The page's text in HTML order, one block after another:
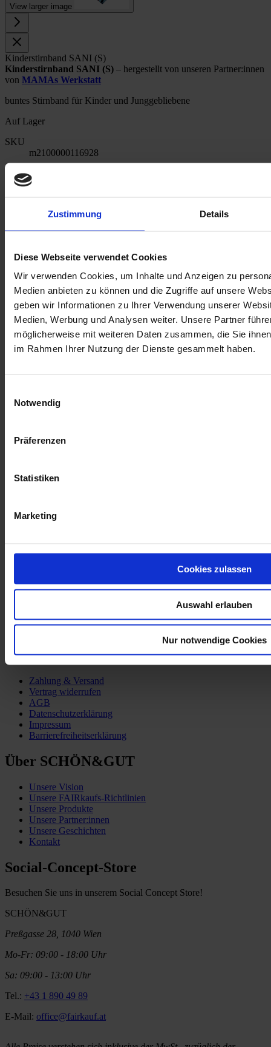
Zustimmung Details
Diese Webseite verwendet Cookies
Wir verwenden Cookies, um Inhalte und Anzeigen zu
Medien anbieten zu können und die Zugriffe auf unsere
geben wir Informationen zu Ihrer Verwendung unserer
Medien, Werbung und Analysen weiter. Unsere Partner
möglicherweise mit weiteren Daten zusammen, die Sie
im Rahmen Ihrer Nutzung der Dienste gesammelt haben.
Notwendig
Präferenzen
Statistiken
Marketing
Cookies zulassen
Auswahl erlauben
Nur notwendige Cookies
View larger image
Kinderstirnband SANI (S)
Kinderstirnband SANI (S) – hergestellt von unseren Partner:innen
von MAMAs Werkstatt
buntes Stirnband für Kinder und Junggebliebene
Auf Lager
SKU
m2100000116928
Optionen
10,00 €
E-Mail an einen Freund
Beschreibung
Beschreibung /Kinderstirnband SANI (S)
Maße
ca. 14 cm
Mütter in der derzeitigen Lage.
Mehr Informationen
Partner:innen Mamas Werkstatt
Kund:innen-Service
Zahlung & Versand
Vertrag widerrufen
AGB
Datenschutzerklärung
Impressum
Barrierefreiheitserklärung
Über SCHÖN&GUT
Unsere Vision
Unsere FAIRkaufs-Richtlinien
Unsere Produkte
Unsere Partner:innen
Unsere Geschichten
Kontakt
Social-Concept-Store
Besuchen Sie uns in unserem Social Concept Store!
SCHÖN&GUT
Preßgasse 28, 1040 Wien
Mo-Fr: 09:00 - 18:00 Uhr
Sa: 09:00 - 13:00 Uhr
Tel.: +43 1 890 49 89
E-Mail: office@fairkauf.at